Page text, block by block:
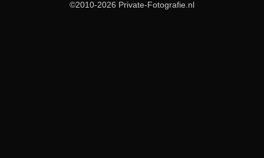
©2010-2026 Private-Fotografie.nl